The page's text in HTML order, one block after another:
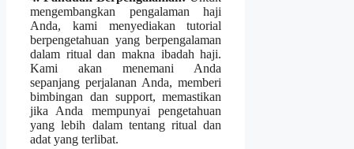
mengembangkan pengalaman haji
Anda, kami menyediakan tutorial
berpengetahuan yang berpengalaman
dalam ritual dan makna ibadah haji.
Kami akan menemani Anda
sepanjang perjalanan Anda, memberi
bimbingan dan support, memastikan
jika Anda mempunyai pengetahuan
yang lebih dalam tentang ritual dan
adat yang terlibat.